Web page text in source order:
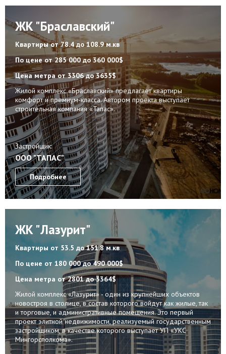
ЖК "Браславский"
Квартирыот 78.4 до 108.9 м.кв
По ценеот 285 000 до 360 000$
Цена метраот 3306 до 3635$
Жилой комплекс «Браславский» предлагает квартиры
комфорт и премиум-класса. Автором проекта выступает
строительная компания «Тапас».
Застройщик:
ООО "ТАПАС"
Подробнее
ЖК "Лазурит"
Квартиры от 53.5 до 151.8 м.кв
По цене от 180 000 до 490 000$
Цена метра от 2801 до 3364$
Жилой комплекс «Лазурит» - один из крупнейших объектов
новостроя в столице, в состав которого войдут как жилые, так
и торговые, и административные помещения. Это первый
проект элитной недвижимости, реализуемый государственным
застройщиком, в качестве которого выступает УП «УКС
Мингорсполкома».